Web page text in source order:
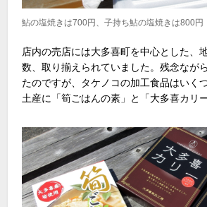
鮎の塩焼きは700円、子持ち鮎の塩焼きは800円
店内の売店には大多喜町を中心とした、
数、取り揃えられていました。残念なが
たのですが、タケノコの加工食品はいく
土産に「筍ごはんの素」と「大多喜カリ